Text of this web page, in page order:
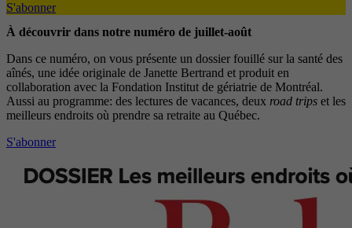
S'abonner
À découvrir dans notre numéro de juillet-août
Dans ce numéro, on vous présente un dossier fouillé sur la santé des
aînés, une idée originale de Janette Bertrand et produit en
collaboration avec la Fondation Institut de gériatrie de Montréal.
Aussi au programme: des lectures de vacances, deux road trips et les
meilleurs endroits où prendre sa retraite au Québec.
S'abonner